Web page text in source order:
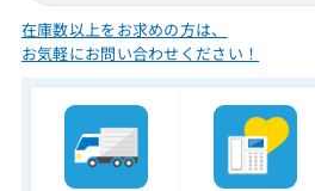
在庫数以上をお求めの方は、
お気軽にお問い合わせください！